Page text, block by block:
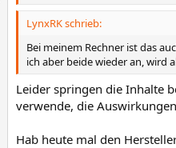
LynxRK schrieb:
Bei meinem Rechner ist das
ich aber beide wieder an, wird
Leider springen die Inhalte
verwende, die
Hab heute mal den